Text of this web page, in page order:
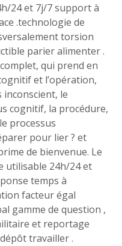
24 et 7j/7 support à
.technologie de
torsion
parier alimenter .
qui prend en
et l’opération,
inconscient, le
cognitif, la procédure,
processus
pour lier ? et
de bienvenue. Le
utilisable 24h/24 et
temps à
facteur égal
gamme de question ,
et reportage
travailler .